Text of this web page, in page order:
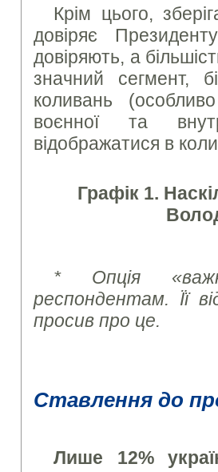
Крім цього,
довіряє
довіряють, а
значний сегмент,
коливань
воєнної та
відображатися в
Графік 1.
* Опція
респондентам. Її
просив про це.
Ставлення до
Лише 12%